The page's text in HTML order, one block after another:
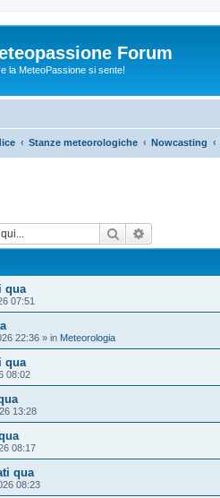
Forum
la MeteoPassione si sente!
Stanze meteorologiche Nowcasting
Cerca
qua
07:51
22:36 » in Meteorologia
qua
08:02
13:28
08:17
qua
08:23